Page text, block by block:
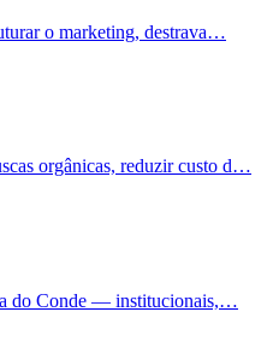
o marketing, destrava…
orgânicas, reduzir custo d…
do Conde — institucionais,…